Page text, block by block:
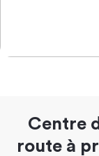
Centre
route à